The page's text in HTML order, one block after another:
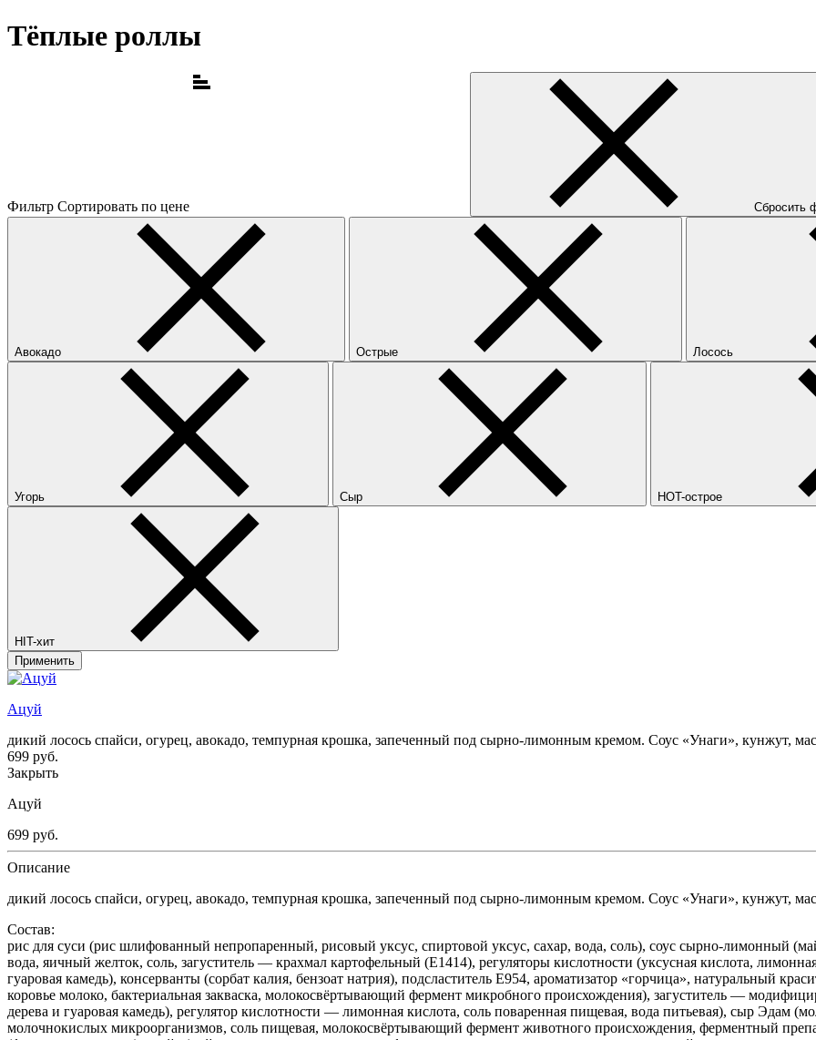
Тёплые роллы
Фильтр Сортировать по цене Сбросить
Авокадо Острые Лосось
Угорь Сыр HOT-острое
HIT-хит
Применить
Ацуй
дикий лосось спайси, огурец, авокадо, темпурная крошка, запеченный под сырно-лимонным кремом. Соус «Унаги», кунжут,
699 руб.
Закрыть
Ацуй
699 руб.
Описание
дикий лосось спайси, огурец, авокадо, темпурная крошка, запеченный под сырно-лимонным кремом. Соус «Унаги», кунжут,
Состав:
рис для суси (рис шлифованный непропаренный, рисовый уксус, спиртовой уксус, сахар, вода, соль), соус сырно‑лимонный
вода, яичный желток, соль, загуститель — крахмал картофельный (Е1414), регуляторы кислотности (уксусная кислота,
гуаровая камедь), консерванты (сорбат калия, бензоат натрия), подсластитель Е954, ароматизатор «горчица», натуральный
коровье молоко, бактериальная закваска, молокосвёртывающий фермент микробного происхождения), загуститель —
дерева и гуаровая камедь), регулятор кислотности — лимонная кислота, соль поваренная пищевая, вода питьевая), сыр Эдам
молочнокислых микроорганизмов, соль пищевая, молокосвёртывающий фермент животного происхождения, ферментный